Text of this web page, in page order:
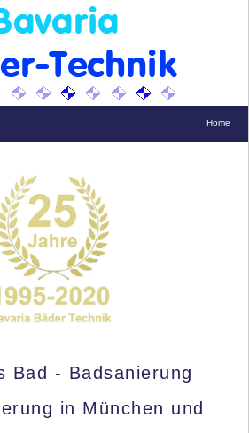
Home
Bad - Badsanierung
in München und